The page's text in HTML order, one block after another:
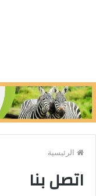
الرئيسية
اتصل بنا